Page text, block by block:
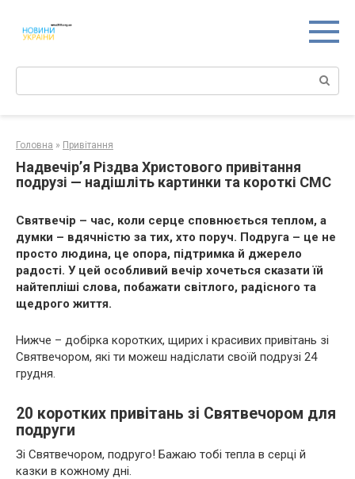
контенту
Поиск:
Головна » Привітання
Надвечір’я Різдва Христового привітання
подрузі — надішліть картинки та короткі СМС
Святвечір – час, коли серце сповнюється теплом, а
думки – вдячністю за тих, хто поруч. Подруга – це не
просто людина, це опора, підтримка й джерело
радості. У цей особливий вечір хочеться сказати їй
найтепліші слова, побажати світлого, радісного та
щедрого життя.
Нижче – добірка коротких, щирих і красивих привітань зі
Святвечором, які ти можеш надіслати своїй подрузі 24
грудня.
20 коротких привітань зі Святвечором для
подруги
Зі Святвечором, подруго! Бажаю тобі тепла в серці й
казки в кожному дні.